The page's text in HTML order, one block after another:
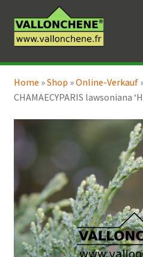
Navigation
springen
Inhalt
springen
Online-Verkauf
Coaching für den Garten
Home »Shop »Online-Verkauf
CHAMAECYPARIS lawsoniana